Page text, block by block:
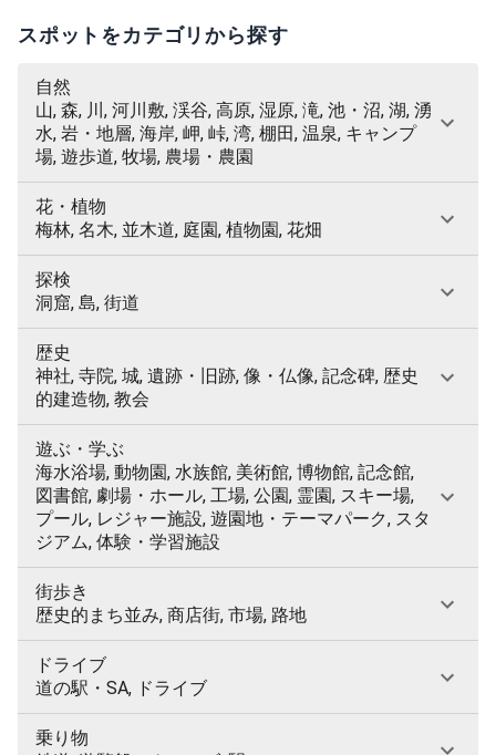
スポットをカテゴリから探す
自然
山, 森, 川, 河川敷, 渓谷, 高原, 湿原, 滝, 池・沼, 湖, 湧
水, 岩・地層, 海岸, 岬, 峠, 湾, 棚田, 温泉, キャンプ
場, 遊歩道, 牧場, 農場・農園
花・植物
梅林, 名木, 並木道, 庭園, 植物園, 花畑
探検
洞窟, 島, 街道
歴史
神社, 寺院, 城, 遺跡・旧跡, 像・仏像, 記念碑, 歴史
的建造物, 教会
遊ぶ・学ぶ
海水浴場, 動物園, 水族館, 美術館, 博物館, 記念館,
図書館, 劇場・ホール, 工場, 公園, 霊園, スキー場,
プール, レジャー施設, 遊園地・テーマパーク, スタ
ジアム, 体験・学習施設
街歩き
歴史的まち並み, 商店街, 市場, 路地
ドライブ
道の駅・SA, ドライブ
乗り物